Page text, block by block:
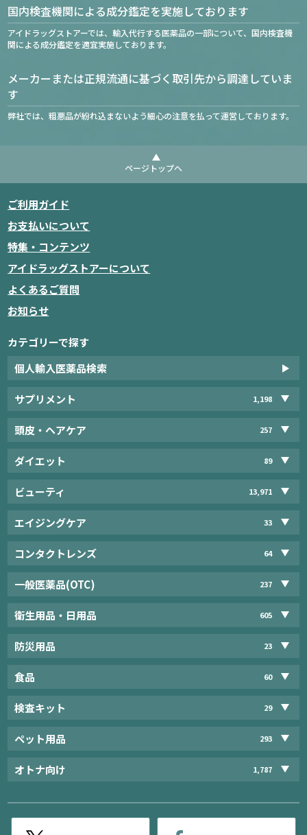
国内検査機関による成分鑑定を実施しております
アイドラッグストアーでは、輸入代行する医薬品の一部について、国内検査機
関による成分鑑定を適宜実施しております。
メーカーまたは正規流通に基づく取引先から調達していま
す
弊社では、粗悪品が紛れ込まないよう細心の注意を払って運営しております。
ページトップへ
ご利用ガイド
お支払いについて
特集・コンテンツ
アイドラッグストアーについて
よくあるご質問
お知らせ
カテゴリーで探す
個人輸入医薬品検索
サプリメント 1,198
頭皮・ヘアケア 257
ダイエット 89
ビューティ 13,971
エイジングケア 33
コンタクトレンズ 64
一般医薬品(OTC) 237
衛生用品・日用品 605
防災用品 23
食品 60
検査キット 29
ペット用品 293
オトナ向け 1,787